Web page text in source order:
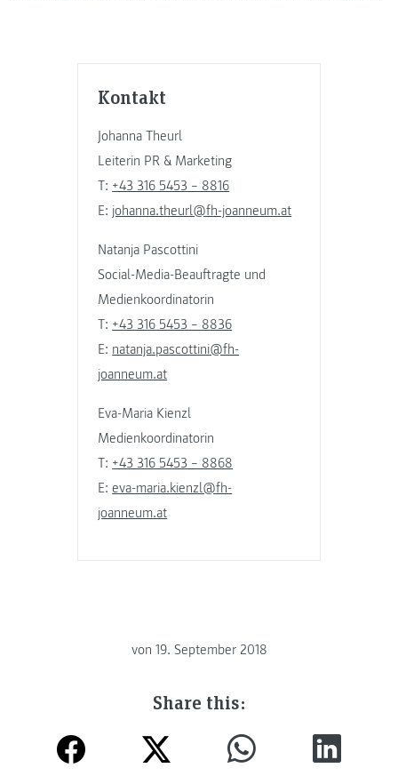
Kontakt
Johanna Theurl
Leiterin PR & Marketing
T: +43 316 5453 – 8816
E: johanna.theurl@fh-joanneum.at
Natanja Pascottini
Social-Media-Beauftragte und
Medienkoordinatorin
T: +43 316 5453 – 8836
E: natanja.pascottini@fh-
joanneum.at
Eva-Maria Kienzl
Medienkoordinatorin
T: +43 316 5453 – 8868
E:eva-maria.kienzl@fh-
joanneum.at
von 19. September 2018
Share this: